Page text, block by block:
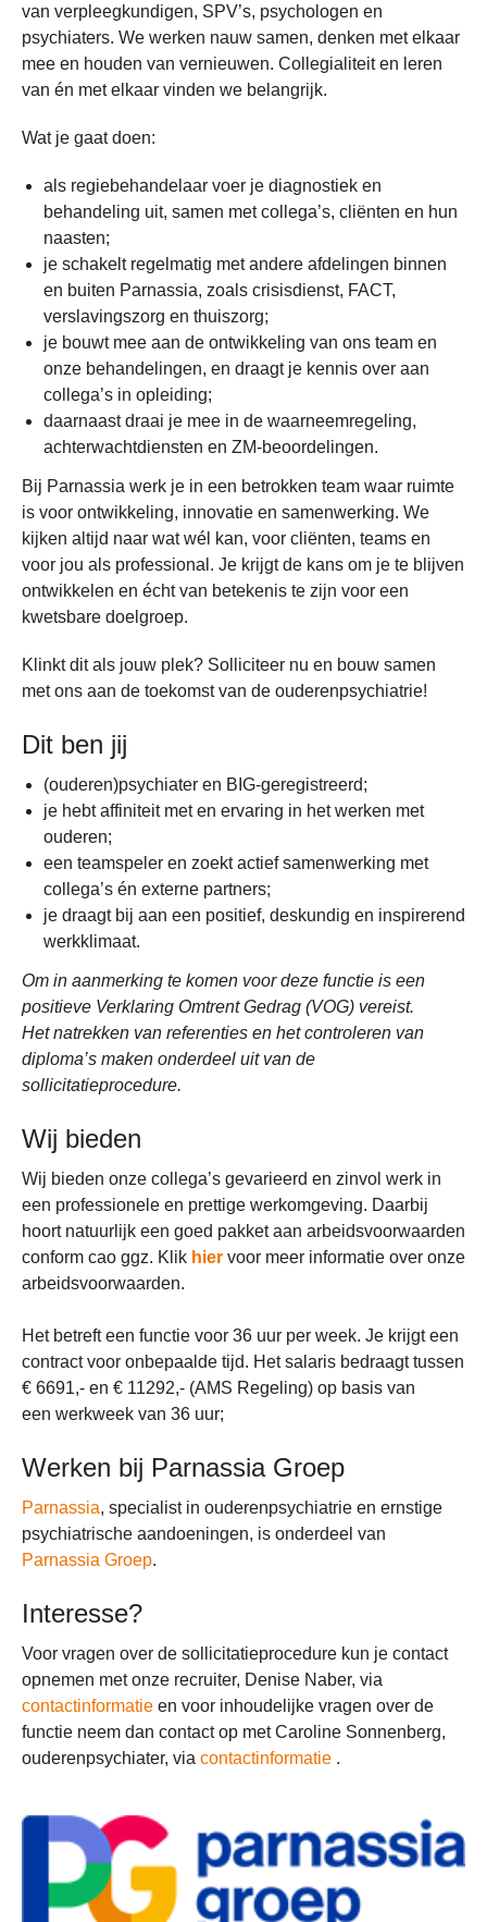
van verpleegkundigen, SPV’s, psychologen en
psychiaters. We werken nauw samen, denken met elkaar
mee en houden van vernieuwen. Collegialiteit en leren
van én met elkaar vinden we belangrijk.
Wat je gaat doen:
als regiebehandelaar voer je diagnostiek en
behandeling uit, samen met collega’s, cliënten en hun
naasten;
je schakelt regelmatig met andere afdelingen binnen
en buiten Parnassia, zoals crisisdienst, FACT,
verslavingszorg en thuiszorg;
je bouwt mee aan de ontwikkeling van ons team en
onze behandelingen, en draagt je kennis over aan
collega’s in opleiding;
daarnaast draai je mee in de waarneemregeling,
achterwachtdiensten en ZM-beoordelingen.
Bij Parnassia werk je in een betrokken team waar ruimte
is voor ontwikkeling, innovatie en samenwerking. We
kijken altijd naar wat wél kan, voor cliënten, teams en
voor jou als professional. Je krijgt de kans om je te blijven
ontwikkelen en écht van betekenis te zijn voor een
kwetsbare doelgroep.
Klinkt dit als jouw plek? Solliciteer nu en bouw samen
met ons aan de toekomst van de ouderenpsychiatrie!
Dit ben jij
(ouderen)psychiater en BIG-geregistreerd;
je hebt affiniteit met en ervaring in het werken met
ouderen;
een teamspeler en zoekt actief samenwerking met
collega’s én externe partners;
je draagt bij aan een positief, deskundig en inspirerend
werkklimaat.
Om in aanmerking te komen voor deze functie is een
positieve Verklaring Omtrent Gedrag (VOG) vereist.
Het natrekken van referenties en het controleren van
diploma’s maken onderdeel uit van de
sollicitatieprocedure.
Wij bieden
Wij bieden onze collega’s gevarieerd en zinvol werk in
een professionele en prettige werkomgeving. Daarbij
hoort natuurlijk een goed pakket aan arbeidsvoorwaarden
conform cao ggz. Klik hier voor meer informatie over onze
arbeidsvoorwaarden.
Het betreft een functie voor 36 uur per week. Je krijgt een
contract voor onbepaalde tijd. Het salaris bedraagt tussen
€ 6691,- en € 11292,- (AMS Regeling) op basis van
een werkweek van 36 uur;
Werken bij Parnassia Groep
Parnassia, specialist in ouderenpsychiatrie en ernstige
psychiatrische aandoeningen, is onderdeel van
Parnassia Groep.
Interesse?
Voor vragen over de sollicitatieprocedure kun je contact
opnemen met onze recruiter, Denise Naber, via
contactinformatie en voor inhoudelijke vragen over de
functie neem dan contact op met Caroline Sonnenberg,
ouderenpsychiater, via contactinformatie .